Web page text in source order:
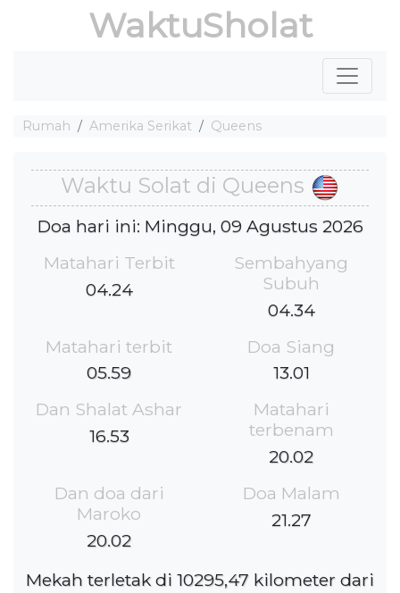
WaktuSholat
Rumah Amerika Serikat Queens
Waktu Solat di Queens
Doa hari ini: Minggu, 09 Agustus 2026
Matahari Terbit
04.24
Sembahyang
Subuh
04.34
Matahari terbit
05.59
Doa Siang
13.01
Dan Shalat Ashar
16.53
Matahari
terbenam
20.02
Dan doa dari
Maroko
20.02
Doa Malam
21.27
Mekah terletak di 10295,47 kilometer dari